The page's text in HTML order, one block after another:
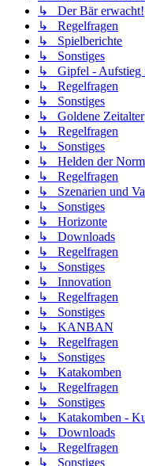
↳ Der Bär erwacht!
↳ Regelfragen
↳ Spielberichte
↳ Sonstiges
↳ Gipfel - Aufstieg
↳ Regelfragen
↳ Sonstiges
↳ Goldene Zeitalter
↳ Regelfragen
↳ Sonstiges
↳ Helden der
↳ Regelfragen
↳ Szenarien und
↳ Sonstiges
↳ Horizonte
↳ Downloads
↳ Regelfragen
↳ Sonstiges
↳ Innovation
↳ Regelfragen
↳ Sonstiges
↳ KANBAN
↳ Regelfragen
↳ Sonstiges
↳ Katakomben
↳ Regelfragen
↳ Sonstiges
↳ Katakomben -
↳ Downloads
↳ Regelfragen
↳ Sonstiges